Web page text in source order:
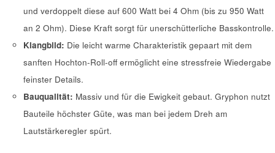
und verdoppelt diese auf 600 Watt bei 4 Ohm (bis zu 950 Watt
an 2 Ohm). Diese Kraft sorgt für unerschütterliche Basskontrolle.
Klangbild: Die leicht warme Charakteristik gepaart mit dem
sanften Hochton-Roll-off ermöglicht eine stressfreie Wiedergabe
feinster Details.
Bauqualität: Massiv und für die Ewigkeit gebaut. Gryphon nutzt
Bauteile höchster Güte, was man bei jedem Dreh am
Lautstärkeregler spürt.